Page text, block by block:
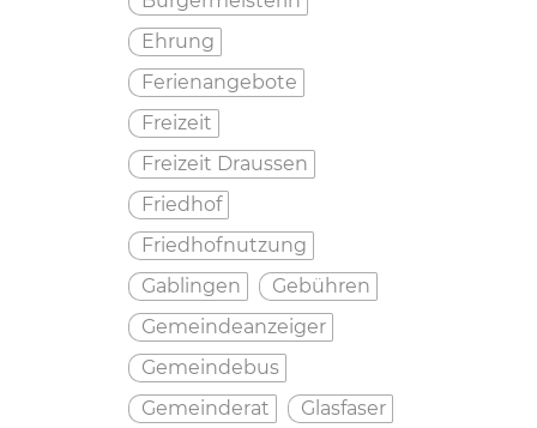
Ehrung
Ferienangebote
Freizeit
Freizeit Draussen
Friedhof
Friedhofnutzung
Gablingen
Gebühren
Gemeindeanzeiger
Gemeindebus
Gemeinderat
Glasfaser